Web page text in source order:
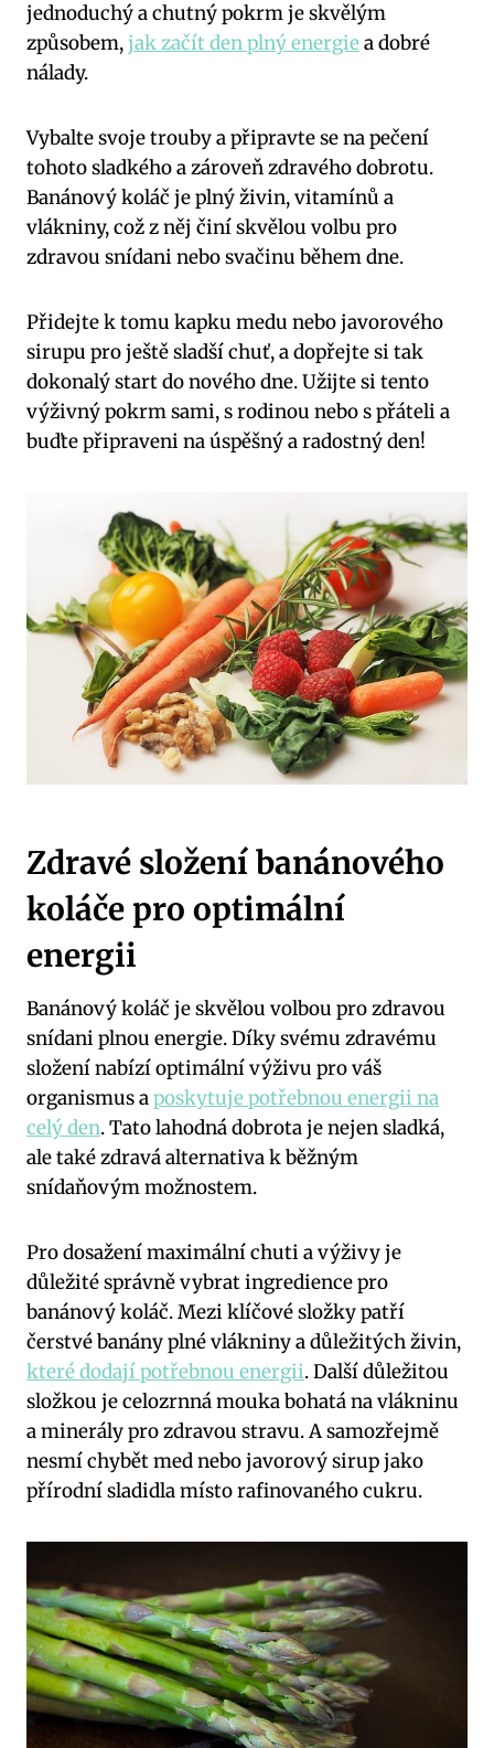
jednoduchý​ a chutný pokrm je skvělým
způsobem,jak začít den plný energiea ⁢dobré
nálady.
Vybalte svoje trouby a⁣ připravte se‍ na pečení
tohoto sladkého a ​zároveň zdravého dobrotu.
Banánový‌ koláč je plný živin, vitamínů a‌
vlákniny, což z něj činí skvělou volbu pro
zdravou ⁤snídani ​nebo svačinu během dne.
Přidejte k tomu kapku‍ medu nebo javorového
sirupu ‌pro ještě sladší chuť,‍ a dopřejte si tak
dokonalý​ start do nového⁣ dne. Užijte si tento
výživný pokrm sami, s rodinou nebo s přáteli a
buďte připraveni na úspěšný⁣ a ⁤radostný den!
Zdravé složení​ banánového
‍koláče pro optimální
energii
Banánový koláč ​je skvělou⁢ volbou pro zdravou
‍snídani plnou ‍energie.‍ Díky svému zdravému
složení nabízí optimální výživu ​pro váš
organismus ⁢aposkytuje potřebnou energii na
celý den. Tato lahodná dobrota je nejen sladká,
ale také zdravá alternativa k běžným⁤
snídaňovým možnostem.
Pro dosažení maximální chuti a výživy⁢ je
důležité správně vybrat⁤ ingredience pro
banánový koláč.⁤ Mezi klíčové složky patří
čerstvé banány​ plné ‍vlákniny a⁣ důležitých živin,
které dodají potřebnou energii. Další⁣ důležitou
složkou je⁤ celozrnná mouka ⁣bohatá na vlákninu
⁤a minerály pro zdravou stravu. A samozřejmě
nesmí chybět med nebo javorový sirup jako
přírodní sladidla místo rafinovaného cukru.